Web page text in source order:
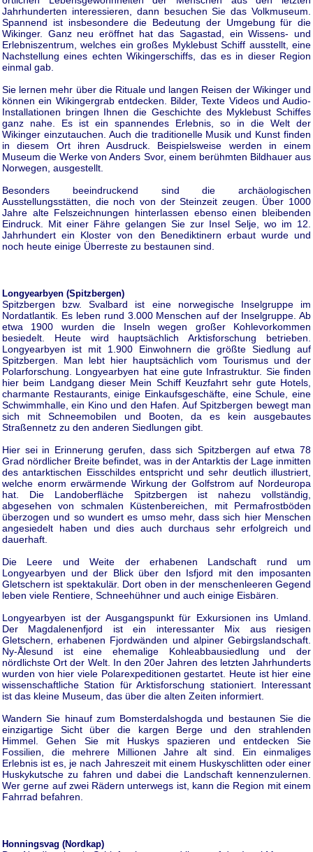
Jahrhunderten interessieren, dann besuchen Sie das Volkmuseum.
Spannend ist insbesondere die Bedeutung der Umgebung für die
Wikinger. Ganz neu eröffnet hat das Sagastad, ein Wissens- und
Erlebniszentrum, welches ein großes Myklebust Schiff ausstellt, eine
Nachstellung eines echten Wikingerschiffs, das es in dieser Region
einmal gab.
Sie lernen mehr über die Rituale und langen Reisen der Wikinger und
können ein Wikingergrab entdecken. Bilder, Texte Videos und Audio-
Installationen bringen Ihnen die Geschichte des Myklebust Schiffes
ganz nahe. Es ist ein spannendes Erlebnis, so in die Welt der
Wikinger einzutauchen. Auch die traditionelle Musik und Kunst finden
in diesem Ort ihren Ausdruck. Beispielsweise werden in einem
Museum die Werke von Anders Svor, einem berühmten Bildhauer aus
Norwegen, ausgestellt.
Besonders beeindruckend sind die archäologischen
Ausstellungsstätten, die noch von der Steinzeit zeugen. Über 1000
Jahre alte Felszeichnungen hinterlassen ebenso einen bleibenden
Eindruck. Mit einer Fähre gelangen Sie zur Insel Selje, wo im 12.
Jahrhundert ein Kloster von den Benediktinern erbaut wurde und
noch heute einige Überreste zu bestaunen sind.
Longyearbyen (Spitzbergen)
Spitzbergen bzw. Svalbard ist eine norwegische Inselgruppe im
Nordatlantik. Es leben rund 3.000 Menschen auf der Inselgruppe. Ab
etwa 1900 wurden die Inseln wegen großer Kohlevorkommen
besiedelt. Heute wird hauptsächlich Arktisforschung betrieben.
Longyearbyen ist mit 1.900 Einwohnern die größte Siedlung auf
Spitzbergen. Man lebt hier hauptsächlich vom Tourismus und der
Polarforschung. Longyearbyen hat eine gute Infrastruktur. Sie finden
hier beim Landgang dieser Mein Schiff Keuzfahrt sehr gute Hotels,
charmante Restaurants, einige Einkaufsgeschäfte, eine Schule, eine
Schwimmhalle, ein Kino und den Hafen. Auf Spitzbergen bewegt man
sich mit Schneemobilen und Booten, da es kein ausgebautes
Straßennetz zu den anderen Siedlungen gibt.
Hier sei in Erinnerung gerufen, dass sich Spitzbergen auf etwa 78
Grad nördlicher Breite befindet, was in der Antarktis der Lage inmitten
des antarktischen Eisschildes entspricht und sehr deutlich illustriert,
welche enorm erwärmende Wirkung der Golfstrom auf Nordeuropa
hat. Die Landoberfläche Spitzbergen ist nahezu vollständig,
abgesehen von schmalen Küstenbereichen, mit Permafrostböden
überzogen und so wundert es umso mehr, dass sich hier Menschen
angesiedelt haben und dies auch durchaus sehr erfolgreich und
dauerhaft.
Die Leere und Weite der erhabenen Landschaft rund um
Longyearbyen und der Blick über den Isfjord mit den imposanten
Gletschern ist spektakulär. Dort oben in der menschenleeren Gegend
leben viele Rentiere, Schneehühner und auch einige Eisbären.
Longyearbyen ist der Ausgangspunkt für Exkursionen ins Umland.
Der Magdalenenfjord ist ein interessanter Mix aus riesigen
Gletschern, erhabenen Fjordwänden und alpiner Gebirgslandschaft.
Ny-Ålesund ist eine ehemalige Kohleabbausiedlung und der
nördlichste Ort der Welt. In den 20er Jahren des letzten Jahrhunderts
wurden von hier viele Polarexpeditionen gestartet. Heute ist hier eine
wissenschaftliche Station für Arktisforschung stationiert. Interessant
ist das kleine Museum, das über die alten Zeiten informiert.
Wandern Sie hinauf zum Bomsterdalshogda und bestaunen Sie die
einzigartige Sicht über die kargen Berge und den strahlenden
Himmel. Gehen Sie mit Huskys spazieren und entdecken Sie
Fossilien, die mehrere Millionen Jahre alt sind. Ein einmaliges
Erlebnis ist es, je nach Jahreszeit mit einem Huskyschlitten oder einer
Huskykutsche zu fahren und dabei die Landschaft kennenzulernen.
Wer gerne auf zwei Rädern unterwegs ist, kann die Region mit einem
Fahrrad befahren.
Honningsvag (Nordkap)